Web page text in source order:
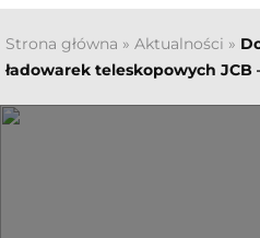
Strona główna » Aktualności »
ładowarek teleskopowych JCB